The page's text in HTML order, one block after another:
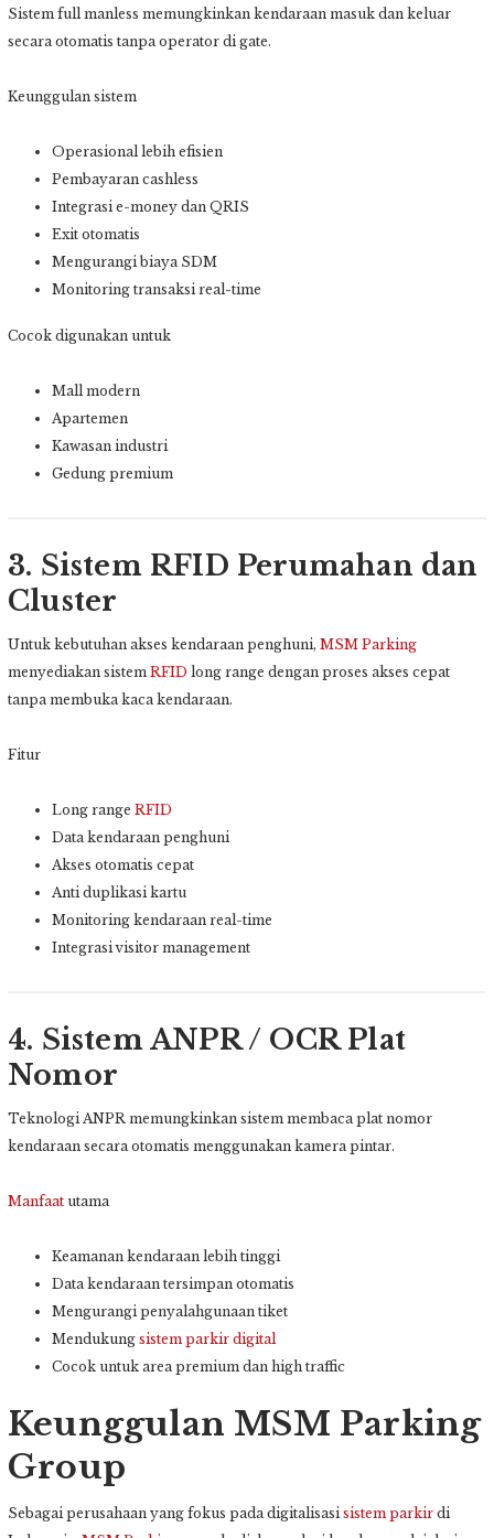
Sistem full manless memungkinkan kendaraan masuk dan keluar
secara otomatis tanpa operator di gate.
Keunggulan sistem
Operasional lebih efisien
Pembayaran cashless
Integrasi e-money dan QRIS
Exit otomatis
Mengurangi biaya SDM
Monitoring transaksi real-time
Cocok digunakan untuk
Mall modern
Apartemen
Kawasan industri
Gedung premium
3. Sistem RFID Perumahan dan
Cluster
Untuk kebutuhan akses kendaraan penghuni, MSM Parking
menyediakan sistem RFID long range dengan proses akses cepat
tanpa membuka kaca kendaraan.
Fitur
Long range RFID
Data kendaraan penghuni
Akses otomatis cepat
Anti duplikasi kartu
Monitoring kendaraan real-time
Integrasi visitor management
4. Sistem ANPR / OCR Plat
Nomor
Teknologi ANPR memungkinkan sistem membaca plat nomor
kendaraan secara otomatis menggunakan kamera pintar.
Manfaat utama
Keamanan kendaraan lebih tinggi
Data kendaraan tersimpan otomatis
Mengurangi penyalahgunaan tiket
Mendukung sistem parkir digital
Cocok untuk area premium dan high traffic
Keunggulan MSM Parking
Group
Sebagai perusahaan yang fokus pada digitalisasi sistem parkir di